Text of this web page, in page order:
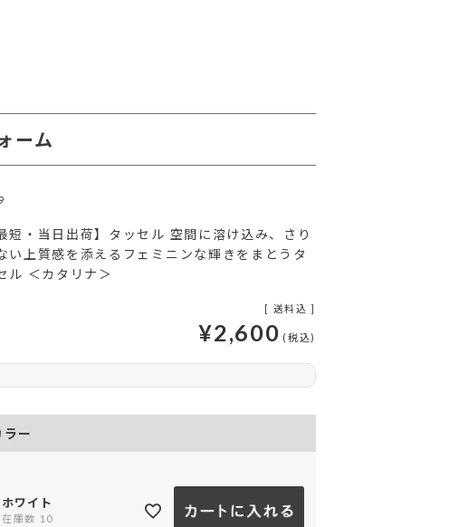
ーム
短・当日出荷】タッセル 空間に溶け込み、さり
い上質感を添えるフェミニンな輝きをまとうタ
ル ＜カタリナ＞
送料込
¥2,600
ラー
ホワイト
在庫数 10